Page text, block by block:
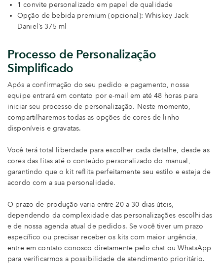
1 convite personalizado em papel de qualidade
Opção de bebida premium (opcional): Whiskey Jack
Daniel’s 375 ml
Processo de Personalização
Simplificado
Após a confirmação do seu pedido e pagamento, nossa
equipe entrará em contato por e-mail em até 48 horas para
iniciar seu processo de personalização. Neste momento,
compartilharemos todas as opções de cores de linho
disponíveis e gravatas.
Você terá total liberdade para escolher cada detalhe, desde as
cores das fitas até o conteúdo personalizado do manual,
garantindo que o kit reflita perfeitamente seu estilo e esteja de
acordo com a sua personalidade.
O prazo de produção varia entre 20 a 30 dias úteis,
dependendo da complexidade das personalizações escolhidas
e de nossa agenda atual de pedidos. Se você tiver um prazo
específico ou precisar receber os kits com maior urgência,
entre em contato conosco diretamente pelo chat ou WhatsApp
para verificarmos a possibilidade de atendimento prioritário.